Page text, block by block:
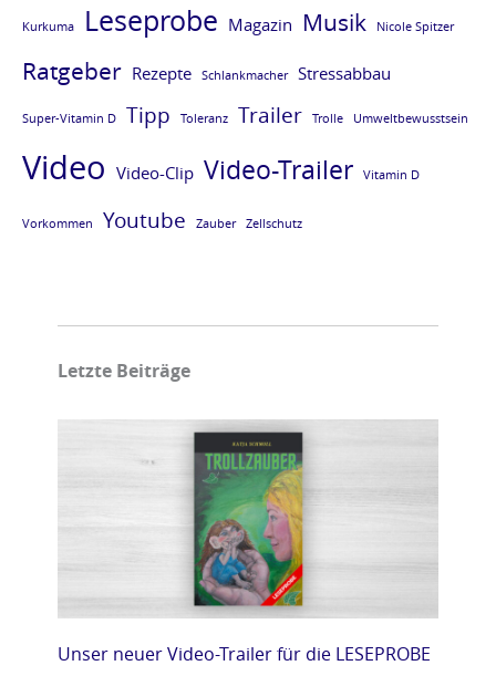
Kurkuma Leseprobe Magazin Musik Nicole Spitzer
Ratgeber Rezepte Schlankmacher Stressabbau
Super-Vitamin D Tipp Toleranz Trailer Trolle Umweltbewusstsein
Video Video-Clip Video-Trailer Vitamin D
Vorkommen Youtube Zauber Zellschutz
Letzte Beiträge
Unser neuer Video-Trailer für die LESEPROBE